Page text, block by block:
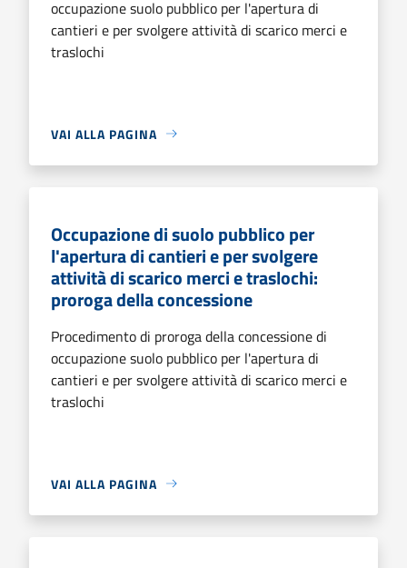
occupazione suolo pubblico per l'apertura di
cantieri e per svolgere attività di scarico merci e
traslochi
VAI ALLA PAGINA
Occupazione di suolo pubblico per
l'apertura di cantieri e per svolgere
attività di scarico merci e traslochi:
proroga della concessione
Procedimento di proroga della concessione di
occupazione suolo pubblico per l'apertura di
cantieri e per svolgere attività di scarico merci e
traslochi
VAI ALLA PAGINA